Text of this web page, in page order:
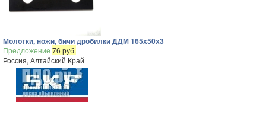
Молотки, ножи, бичи дробилки ДДМ 165х50х3
Предложение 76 руб.
Россия, Алтайский Край